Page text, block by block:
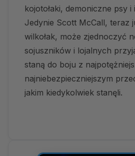
kojotołaki, demoniczne psy i
Jedynie Scott McCall, teraz
wilkołak, może zjednoczyć
sojuszników i lojalnych
staną do boju z
najniebezpieczniejszym
jakim kiedykolwiek stanęli.